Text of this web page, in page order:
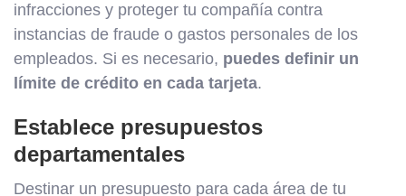
infracciones y proteger tu compañía contra
instancias de fraude o gastos personales de los
empleados. Si es necesario, puedes definir un
límite de crédito en cada tarjeta.
Establece presupuestos
departamentales
Destinar un presupuesto para cada área de tu